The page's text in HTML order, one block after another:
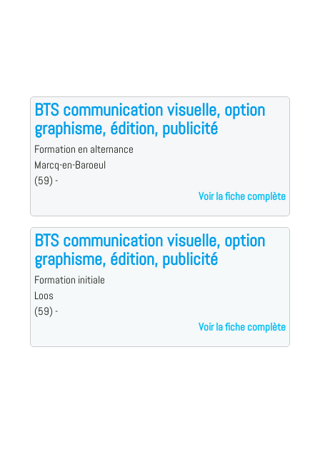
BTS communication visuelle, option
graphisme, édition, publicité
Formation en alternance
Marcq-en-Baroeul
(59) -
Voir la fiche complète
BTS communication visuelle, option
graphisme, édition, publicité
Formation initiale
Loos
(59) -
Voir la fiche complète